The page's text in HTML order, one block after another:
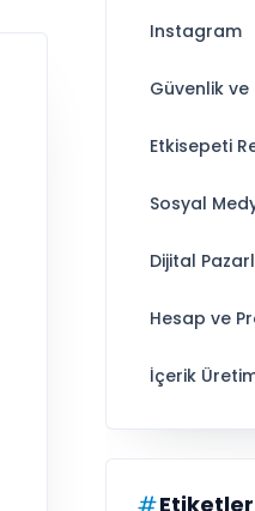
Instagram
Güvenlik ve
Etkisepeti
Sosyal
Dijital
Hesap ve
İçerik
Etiketler